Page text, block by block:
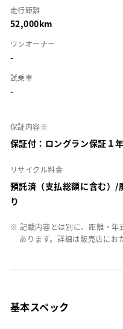
走行距離
52,000km
ワンオーナー
-
試乗車
-
保証内容※
保証付：ロングラン保証１
リサイクル料金
預託済（支払総額に含む）/
り
※ 記載内容とは別に、距離・年
あります。詳細は販売店にお
基本スペック